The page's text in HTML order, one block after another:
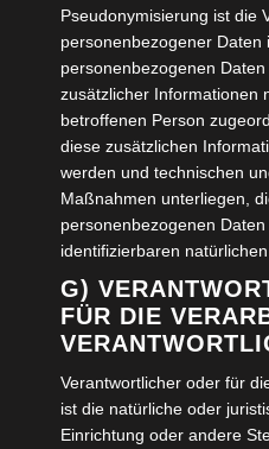
Allgemeine Erleichterungen
Wohnbereich zu sehen. Die
abgesenkt werden kann,
Schränken.
Um einen barrierefreien
Terrasse oder Balkon zu
Magnetdichtung für Balkon-
eingebaut werden.
Pseudonymisierung ist die
personenbezogener
personenbezogenen
zusätzlicher Informationen
betroffenen Person
diese zusätzlichen
werden und technischen
Maßnahmen unterliegen,
personenbezogenen
identifizierbaren
G)
FÜR DIE
Verantwortlicher oder für
ist die natürliche oder
Einrichtung oder andere